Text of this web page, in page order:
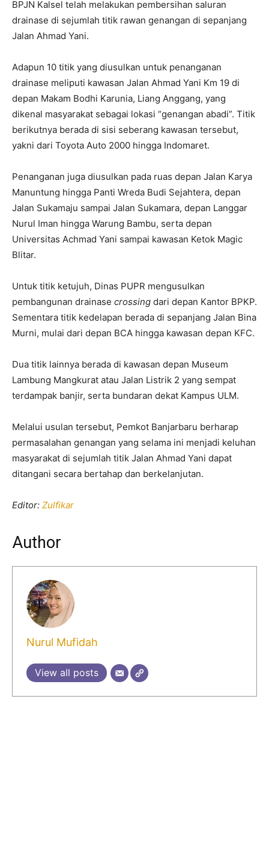
BPJN Kalsel telah melakukan pembersihan saluran
drainase di sejumlah titik rawan genangan di sepanjang
Jalan Ahmad Yani.
Adapun 10 titik yang diusulkan untuk penanganan
drainase meliputi kawasan Jalan Ahmad Yani Km 19 di
depan Makam Bodhi Karunia, Liang Anggang, yang
dikenal masyarakat sebagai lokasi “genangan abadi”. Titik
berikutnya berada di sisi seberang kawasan tersebut,
yakni dari Toyota Auto 2000 hingga Indomaret.
Penanganan juga diusulkan pada ruas depan Jalan Karya
Manuntung hingga Panti Wreda Budi Sejahtera, depan
Jalan Sukamaju sampai Jalan Sukamara, depan Langgar
Nurul Iman hingga Warung Bambu, serta depan
Universitas Achmad Yani sampai kawasan Ketok Magic
Blitar.
Untuk titik ketujuh, Dinas PUPR mengusulkan
pembangunan drainase crossing dari depan Kantor BPKP.
Sementara titik kedelapan berada di sepanjang Jalan Bina
Murni, mulai dari depan BCA hingga kawasan depan KFC.
Dua titik lainnya berada di kawasan depan Museum
Lambung Mangkurat atau Jalan Listrik 2 yang sempat
terdampak banjir, serta bundaran dekat Kampus ULM.
Melalui usulan tersebut, Pemkot Banjarbaru berharap
permasalahan genangan yang selama ini menjadi keluhan
masyarakat di sejumlah titik Jalan Ahmad Yani dapat
ditangani secara bertahap dan berkelanjutan.
Editor: Zulfikar
Author
Nurul Mufidah
View all posts